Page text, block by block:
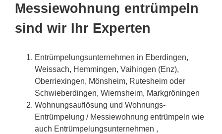
Messiewohnung entrümpeln
sind wir Ihr Experten
Entrümpelungsunternehmen in Eberdingen,
Weissach, Hemmingen, Vaihingen (Enz),
Oberriexingen, Mönsheim, Rutesheim oder
Schwieberdingen, Wiernsheim, Markgröningen
Wohnungsauflösung und Wohnungs-
Entrümpelung / Messiewohnung entrümpeln wie
auch Entrümpelungsunternehmen ,